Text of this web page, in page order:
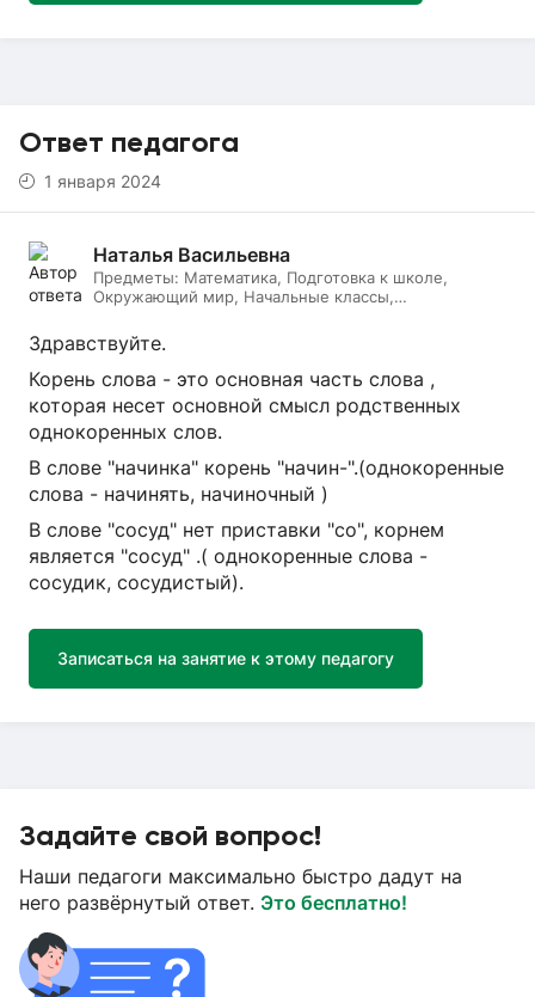
Ответ педагога
1 января 2024
Наталья Васильевна
Предметы: Математика, Подготовка к школе,
Окружающий мир, Начальные классы,
Здравствуйте.
Корень слова - это основная часть слова ,
которая несет основной смысл родственных
однокоренных слов.
В слове "начинка" корень "начин-".(однокоренные
слова - начинять, начиночный )
В слове "сосуд" нет приставки "со", корнем
является "сосуд" .( однокоренные слова -
сосудик, сосудистый).
Записаться на занятие к этому педагогу
Задайте свой вопрос!
Наши педагоги максимально быстро дадут на
него развёрнутый ответ. Это бесплатно!